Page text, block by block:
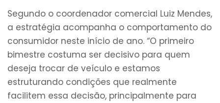
Segundo o coordenador comercial Luiz Mendes,
a estratégia acompanha o comportamento do
consumidor neste início de ano. “O primeiro
bimestre costuma ser decisivo para quem
deseja trocar de veículo e estamos
estruturando condições que realmente
facilitem essa decisão, principalmente para